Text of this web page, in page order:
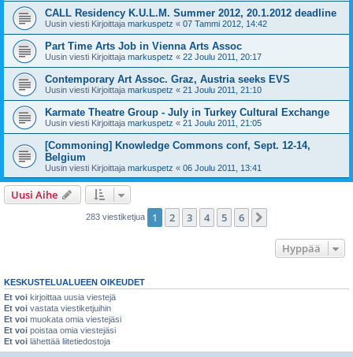
CALL Residency K.U.L.M. Summer 2012, 20.1.2012 deadline
Uusin viesti Kirjoittaja markuspetz « 07 Tammi 2012, 14:42
Part Time Arts Job in Vienna Arts Assoc
Uusin viesti Kirjoittaja markuspetz « 22 Joulu 2011, 20:17
Contemporary Art Assoc. Graz, Austria seeks EVS
Uusin viesti Kirjoittaja markuspetz « 21 Joulu 2011, 21:10
Karmate Theatre Group - July in Turkey Cultural Exchange
Uusin viesti Kirjoittaja markuspetz « 21 Joulu 2011, 21:05
[Commoning] Knowledge Commons conf, Sept. 12-14,
Belgium
Uusin viesti Kirjoittaja markuspetz « 06 Joulu 2011, 13:41
Uusi Aihe
283 viestiketjua 1 2 3 4 5 6
Hyppää
KESKUSTELUALUEEN OIKEUDET
Et voi kirjoittaa uusia viestejä
Et voi vastata viestiketjuihin
Et voi muokata omia viestejäsi
Et voi poistaa omia viestejäsi
Et voi lähettää liitetiedostoja